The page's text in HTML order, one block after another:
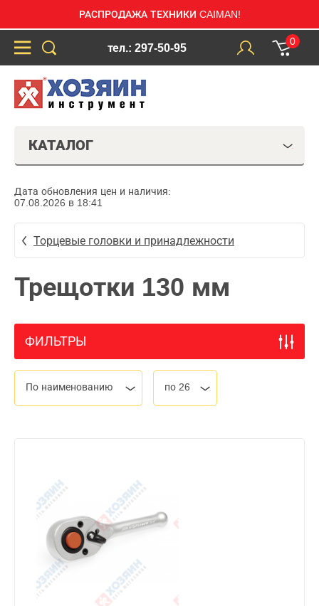
РАСПРОДАЖА ТЕХНИКИ CAIMAN!
тел.: 297-50-95
0
КАТАЛОГ
Дата обновления цен и наличия:
07.08.2026 в 18:41
Торцевые головки и принадлежности
Трещотки 130 мм
ФИЛЬТРЫ
По наименованию по 26